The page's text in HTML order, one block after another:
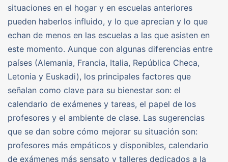
situaciones en el hogar y en escuelas anteriores
pueden haberlos influido, y lo que aprecian y lo que
echan de menos en las escuelas a las que asisten en
este momento. Aunque con algunas diferencias entre
países (Alemania, Francia, Italia, República Checa,
Letonia y Euskadi), los principales factores que
señalan como clave para su bienestar son: el
calendario de exámenes y tareas, el papel de los
profesores y el ambiente de clase. Las sugerencias
que se dan sobre cómo mejorar su situación son:
profesores más empáticos y disponibles, calendario
de exámenes más sensato y talleres dedicados a la